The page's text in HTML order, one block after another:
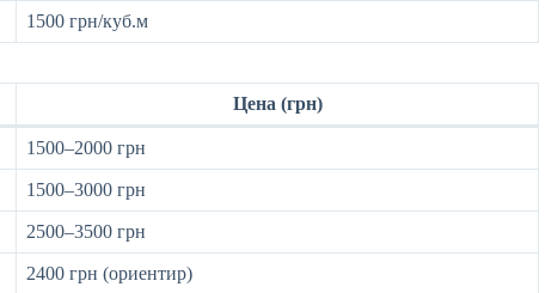
1500 грн/куб.м
Цена (грн)
1500–2000 грн
1500–3000 грн
2500–3500 грн
2400 грн (ориентир)